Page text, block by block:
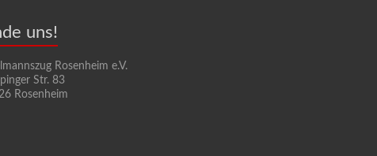
uns!
Rosenheim e.V.
Str. 83
Rosenheim